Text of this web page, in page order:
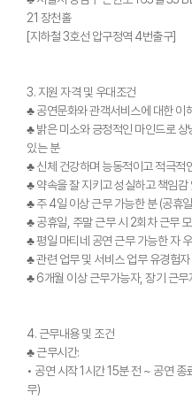
21 장천홀
[지하철 3호선 압구정역 4번출구]
3. 지원 자격 및 우대조건
♣ 공연문화와 관객서비스에 대한 이
♣ 밝은 미소와 긍정적인 마인드로
있는 분
♣ 신체 건강하며 능동적이고 적극적
♣ 약속을 잘 지키고 성실하고 책임감
♣ 주 4일 이상 근무 가능한 분 (공휴
♣ 공휴일, 주말 근무 시 2회차 근무
♣ 평일 마티네 공연 근무 가능한 자
♣ 관련 업무 및 서비스 업무 유경험자
♣ 6개월 이상 근무가능자, 장기 근무
4. 근무내용 및 조건
♣ 근무시간:
• 공연 시작 1시간 15분 전 ~ 공연
무)